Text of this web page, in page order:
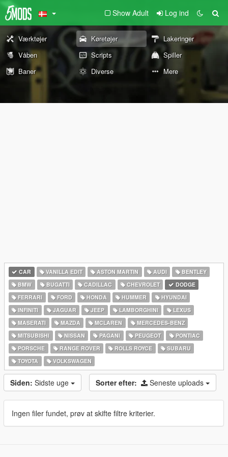
Show Adult Log ind
Værktøjer Køretøjer
Lakeringer
Våben
Scripts
Spiller
Baner
Diverse Mere
CAR VANILLA EDIT ASTON MARTIN AUDI
BENTLEY
BMW
BUGATTI CADILLAC CHEVROLET
DODGE
FERRARI
FORD HONDA HUMMER
HYUNDAI
INFINITI
JAGUAR JEEP LAMBORGHINI
LEXUS
MASERATI
MAZDA MCLAREN
MERCEDES-BENZ
MITSUBISHI
NISSAN PAGANI PEUGEOT
PONTIAC
PORSCHE
RANGE ROVER ROLLS ROYCE
SUBARU
TOYOTA
VOLKSWAGEN
Siden: Sidste uge Sorter efter: Seneste uploads
Ingen filer fundet, prøv at skifte filtre kriterier.